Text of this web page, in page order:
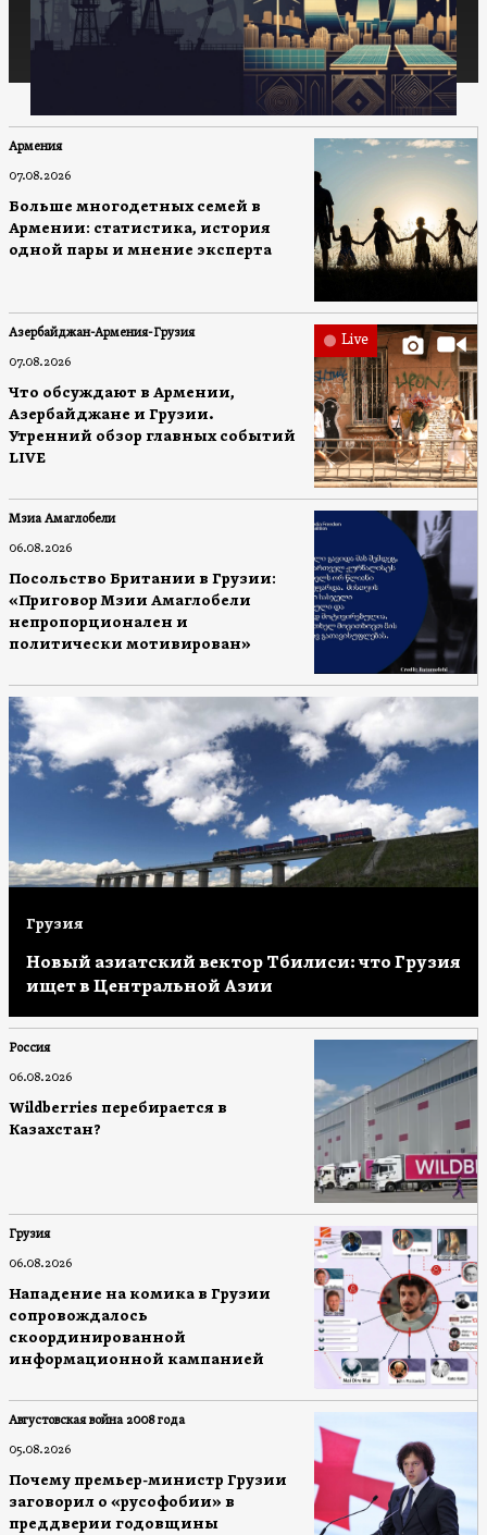
Армения
07.08.2026
Больше многодетных семей в
Армении: статистика, история
одной пары и мнение эксперта
Live
Азербайджан-Армения-Грузия
07.08.2026
Что обсуждают в Армении,
Азербайджане и Грузии.
Утренний обзор главных событий
LIVE
Мзиа Амаглобели
06.08.2026
Посольство Британии в Грузии:
«Приговор Мзии Амаглобели
непропорционален и
политически мотивирован»
Грузия
Новый азиатский вектор Тбилиси: что Грузия
ищет в Центральной Азии
Россия
06.08.2026
Wildberries перебирается в
Казахстан?
Грузия
06.08.2026
Нападение на комика в Грузии
сопровождалось
скоординированной
информационной кампанией
Августовская война 2008 года
05.08.2026
Почему премьер-министр Грузии
заговорил о «русофобии» в
преддверии годовщины